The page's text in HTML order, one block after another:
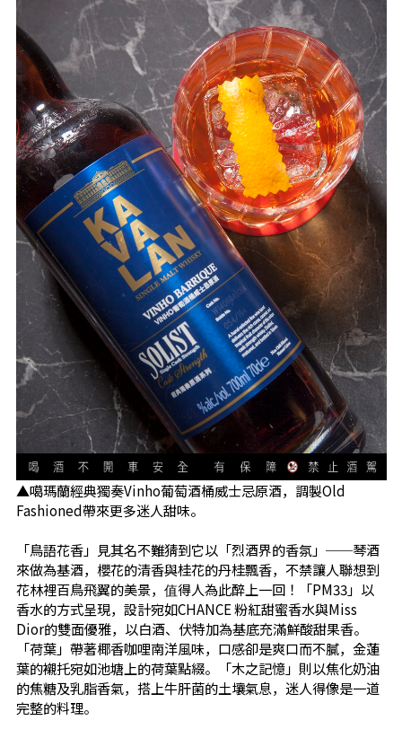
▲噶瑪蘭經典獨奏Vinho葡萄酒桶威士忌原酒，調製Old
Fashioned帶來更多迷人甜味。
「鳥語花香」見其名不難猜到它以「烈酒界的香氛」──琴酒
來做為基酒，櫻花的清香與桂花的丹桂飄香，不禁讓人聯想到
花林裡百鳥飛翼的美景，值得人為此醉上一回！「PM33」以
香水的方式呈現，設計宛如CHANCE 粉紅甜蜜香水與Miss
Dior的雙面優雅，以白酒、伏特加為基底充滿鮮酸甜果香。
「荷葉」帶著椰香咖哩南洋風味，口感卻是爽口而不膩，金蓮
葉的襯托宛如池塘上的荷葉點綴。「木之記憶」則以焦化奶油
的焦糖及乳脂香氣，搭上牛肝菌的土壤氣息，迷人得像是一道
完整的料理。